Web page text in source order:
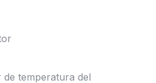
temperatura del